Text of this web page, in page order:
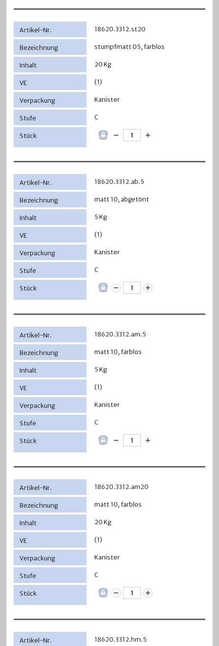
18620.3312.st20
stumpfmatt 05, farblos
20 Kg
(1)
Kanister
C
18620.3312.ab.5
matt 10, abgetönt
5 Kg
(1)
Kanister
C
18620.3312.am.5
matt 10, farblos
5 Kg
(1)
Kanister
C
18620.3312.am20
matt 10, farblos
20 Kg
(1)
Kanister
C
18620.3312.hm.5